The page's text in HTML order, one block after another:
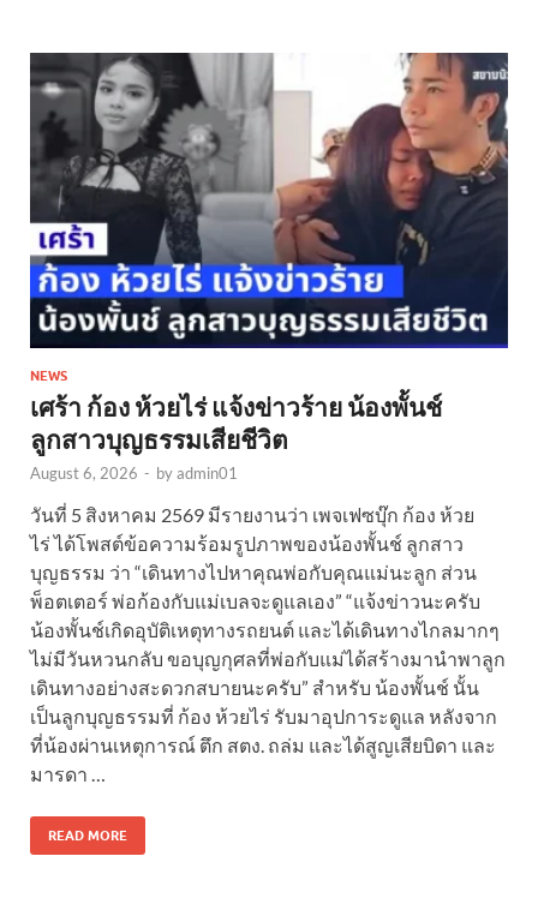
NEWS
เศร้า ก้อง ห้วยไร่ แจ้งข่าวร้าย น้องพั้นช์
ลูกสาวบุญธรรมเสียชีวิต
August 6, 2026 - byadmin01
วันที่ 5 สิงหาคม 2569 มีรายงานว่า เพจเฟซบุ๊ก ก้อง ห้วย
ไร่ ได้โพสต์ข้อความร้อมรูปภาพของน้องพั้นช์ ลูกสาว
บุญธรรม ว่า “เดินทางไปหาคุณพ่อกับคุณแม่นะลูก ส่วน
พ็อตเตอร์ พ่อก้องกับแม่เบลจะดูแลเอง” “แจ้งข่าวนะครับ
น้องพั้นช์เกิดอุบัติเหตุทางรถยนต์ และได้เดินทางไกลมากๆ
ไม่มีวันหวนกลับ ขอบุญกุศลที่พ่อกับแม่ได้สร้างมานำพาลูก
เดินทางอย่างสะดวกสบายนะครับ” สำหรับ น้องพั้นช์ นั้น
เป็นลูกบุญธรรมที่ ก้อง ห้วยไร่ รับมาอุปการะดูแล หลังจาก
ที่น้องผ่านเหตุการณ์ ตึก สตง. ถล่ม และได้สูญเสียบิดา และ
มารดา …
READ MORE